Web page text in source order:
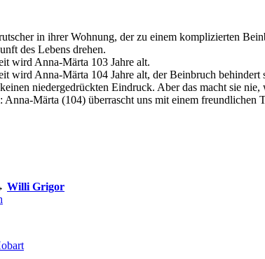
in ihrer Wohnung, der zu einem komplizierten
des Lebens drehen.
wird Anna-Märta 103 Jahre alt.
wird Anna-Märta 104 Jahre alt, der Beinbruch
niedergedrückten Eindruck. Aber das macht sie nie,
Anna-Märta (104) überrascht uns mit einem
Willi Grigor